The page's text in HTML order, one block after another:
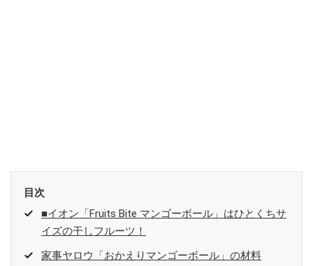
目次
■イオン「Fruits Bite マンゴーボール」はひとくちサ
イズの干しフルーツ！
家事ヤロウ「おかえりマンゴーボール」の材料